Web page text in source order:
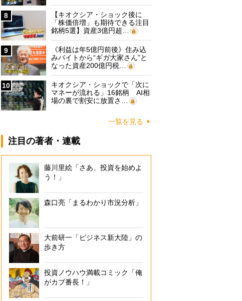
8
【キオクシア・ショック後に
「株価倍増」も期待できる注目
銘柄5選】資産3億円超…
9
《利益は年5億円前後》住み込
みバイトから“ギガ大家さん”と
なった資産200億円税…
10
キオクシア・ショックで「次に
マネーが流れる」16銘柄 AI相
場の裏で割安に放置さ…
一覧を見る
注目の著者・連載
藤川里絵「さあ、投資を始めよ
う！」
森口亮「まるわかり市況分析」
大前研一「ビジネス新大陸」の
歩き方
投資ノウハウ満載コミック「俺
がカブ番長！」